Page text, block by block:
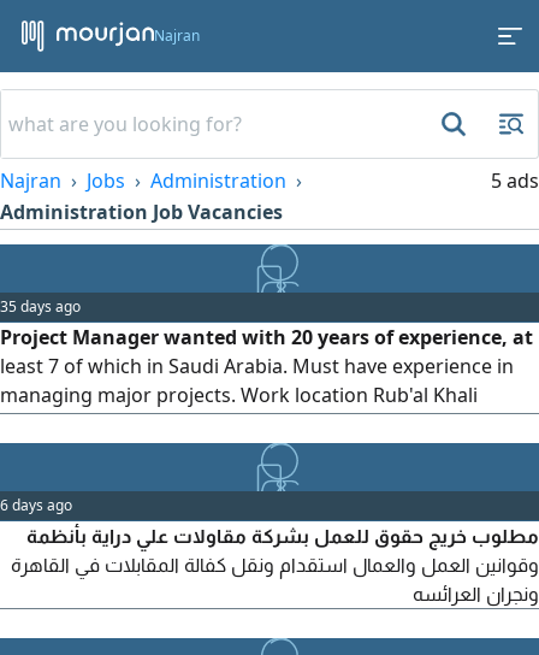
Najran
Najran Jobs
Administration
Administration Job Vacancies
5 ads
35 days ago
Project Manager wanted with 20 years of experience, at
least 7 of which in Saudi Arabia. Must have experience in
managing major projects. Work location Rub'al Khali
6 days ago
مطلوب خريج حقوق للعمل بشركة مقاولات علي دراية بأنظمة
وقوانين العمل والعمال استقدام ونقل كفالة المقابلات في القاهرة
ونجران العرائسه